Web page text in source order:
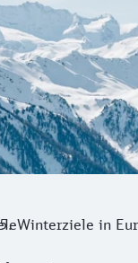
Winterziele in